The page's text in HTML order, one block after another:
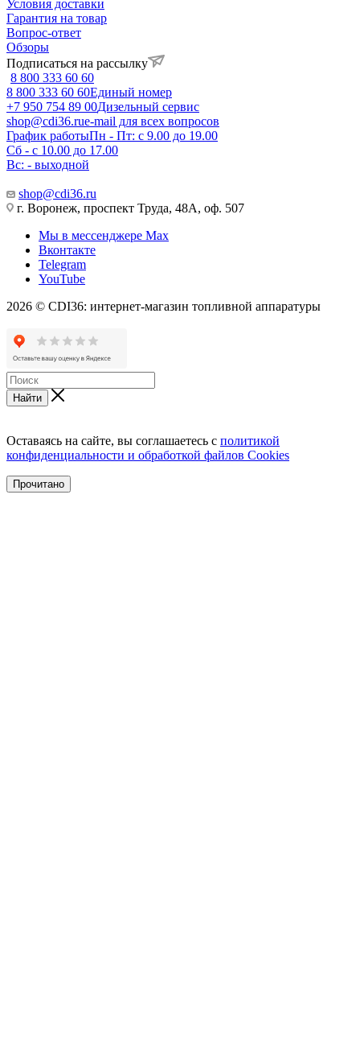
Условия доставки
Гарантия на товар
Вопрос-ответ
Обзоры
Подписаться на рассылку
8 800 333 60 60
8 800 333 60 60Единый номер
+7 950 754 89 00Дизельный сервис
shop@cdi36.rue-mail для всех вопросов
График работыПн - Пт: с 9.00 до 19.00
Сб - с 10.00 до 17.00
Вс: - выходной
shop@cdi36.ru
г. Воронеж, проспект Труда, 48А, оф. 507
Мы в мессенджере Max
Вконтакте
Telegram
YouTube
2026 © CDI36: интернет-магазин топливной аппаратуры
Найти
Оставаясь на сайте, вы соглашаетесь с политикой
конфиденциальности и обработкой файлов Cookies
Прочитано